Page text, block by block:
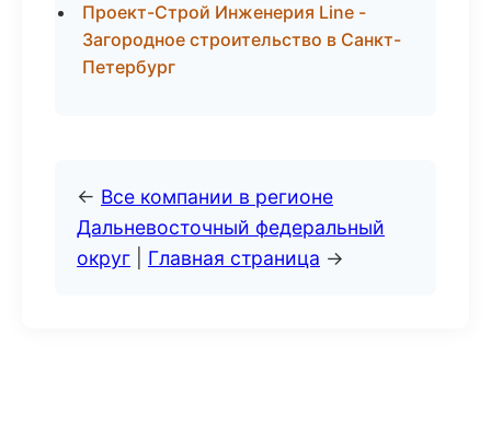
Проект-Строй Инженерия Line -
Загородное строительство в Санкт-
Петербург
← Все компании в регионе
Дальневосточный федеральный
округ
Главная страница →